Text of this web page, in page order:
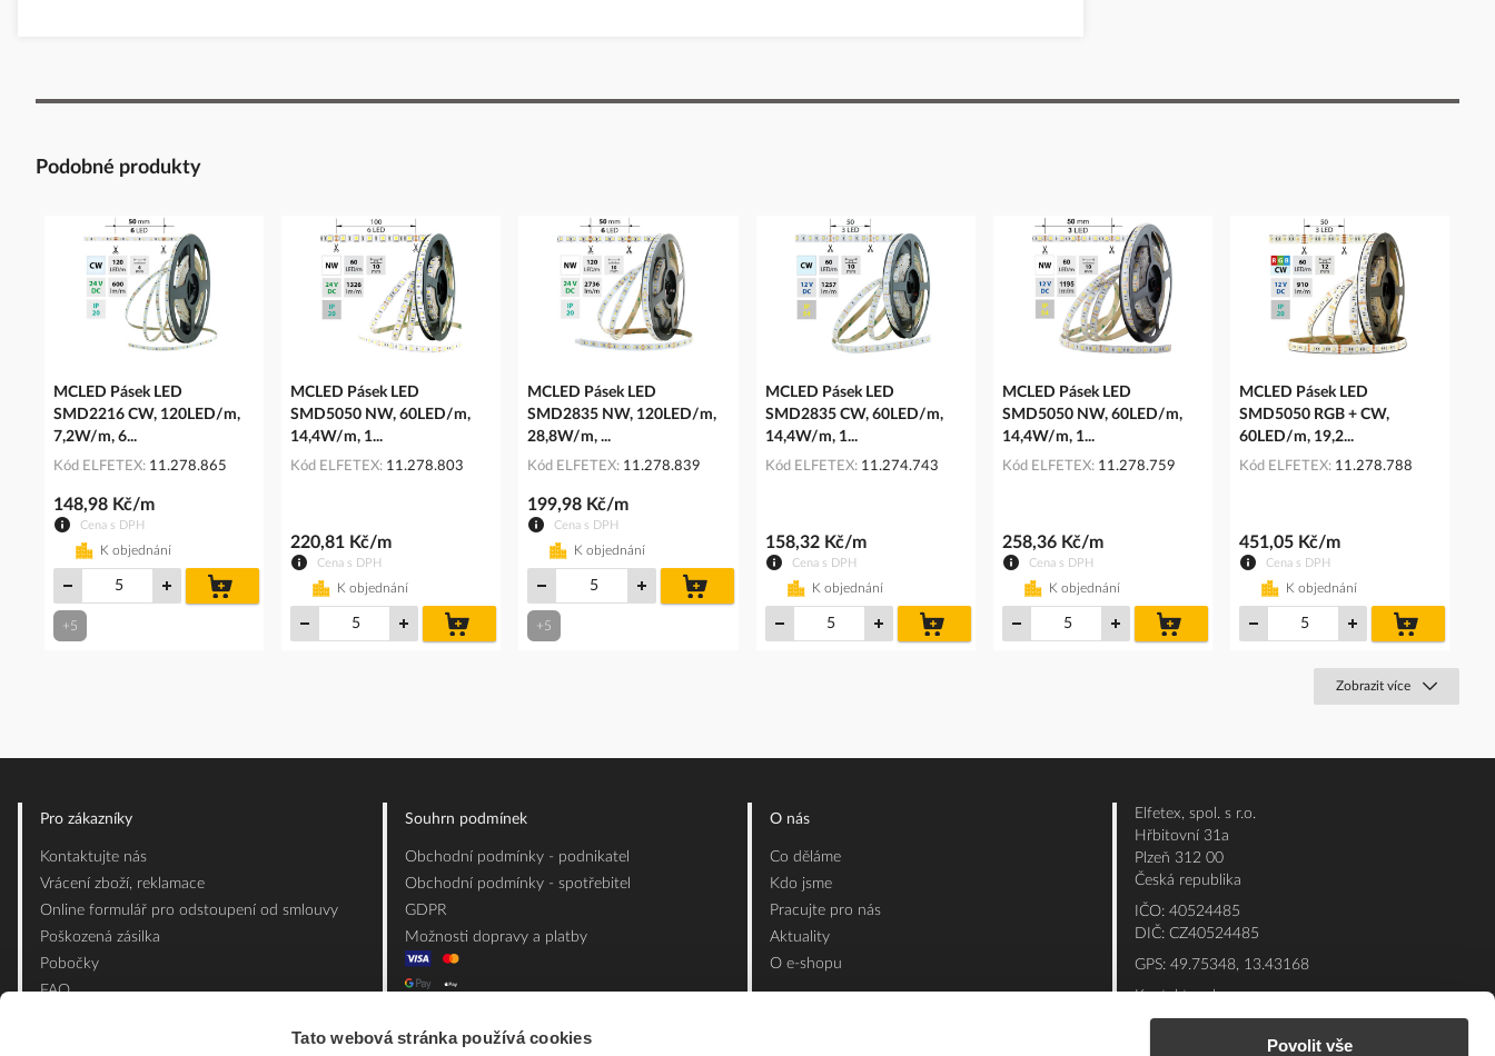
Tato webová stránka používá cookies Povolit vše
Podobné produkty
MCLED Pásek LED
SMD2216 CW, 120LED/m,
7,2W/m, 6...
Kód ELFETEX 11.278.865
Cena s DPH
148,98 Kč/m
K objednání
košíku
+5
MCLED Pásek LED
SMD5050 NW, 60LED/m,
14,4W/m, 1...
Kód ELFETEX 11.278.803
Cena s DPH
220,81 Kč/m
K objednání
košíku
MCLED Pásek LED
SMD2835 NW, 120LED/m,
28,8W/m, ...
Kód ELFETEX 11.278.839
Cena s DPH
199,98 Kč/m
K objednání
košíku
+5
MCLED Pásek LED
SMD2835 CW, 60LED/m,
14,4W/m, 1...
Kód ELFETEX 11.274.743
Cena s DPH
158,32 Kč/m
K objednání
košíku
MCLED Pásek LED
SMD5050 NW, 60LED/m,
14,4W/m, 1...
Kód ELFETEX 11.278.759
Cena s DPH
258,36 Kč/m
K objednání
košíku
MCLED Pásek LED
SMD5050 RGB + CW,
60LED/m, 19,2...
Kód ELFETEX 11.278.788
Cena s DPH
451,05 Kč/m
K objednání
košíku
Zobrazit více
Pro zákazníky
Kontaktujte nás
Vrácení zboží, reklamace
Online formulář pro odstoupení od smlouvy
Poškozená zásilka
Pobočky
FAQ
Souhrn podmínek
Obchodní podmínky - podnikatel
Obchodní podmínky - spotřebitel
GDPR
Možnosti dopravy a platby
O nás
Co děláme
Kdo jsme
Pracujte pro nás
Aktuality
O e-shopu
Elfetex, spol. s r.o.
Hřbitovní 31a
Plzeň 312 00
Česká republika
IČO: 40524485
DIČ: CZ40524485
GPS: 49.75348, 13.43168
Kontakt e-shop:
Po - Pá: 7:00 - 15:30
377 432 365